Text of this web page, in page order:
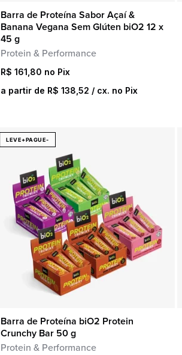
COMPRA RÁPIDA
Barra de Proteína Sabor Açaí &
Banana Vegana Sem Glúten biO2 12 x
45 g
Protein & Performance
R$ 161,80
a partir de R$ 138,52 / cx. no Pix
LEVE+PAGUE-
COMPRA RÁPIDA
Barra de Proteína biO2 Protein
Crunchy Bar 50 g
Protein & Performance